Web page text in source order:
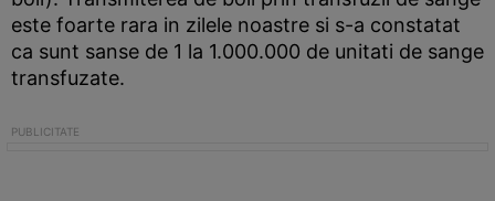
este foarte rara in zilele noastre si s-a constatat
ca sunt sanse de 1 la 1.000.000 de unitati de sange
transfuzate.